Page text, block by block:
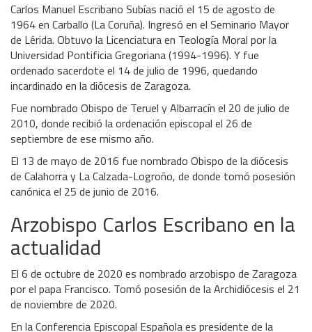
Carlos Manuel Escribano Subías nació el 15 de agosto de
1964 en Carballo (La Coruña). Ingresó en el Seminario Mayor
de Lérida. Obtuvo la Licenciatura en Teología Moral por la
Universidad Pontificia Gregoriana (1994-1996). Y fue
ordenado sacerdote el 14 de julio de 1996, quedando
incardinado en la diócesis de Zaragoza.
Fue nombrado Obispo de Teruel y Albarracín el 20 de julio de
2010, donde recibió la ordenación episcopal el 26 de
septiembre de ese mismo año.
El 13 de mayo de 2016 fue nombrado Obispo de la diócesis
de Calahorra y La Calzada-Logroño, de donde tomó posesión
canónica el 25 de junio de 2016.
Arzobispo Carlos Escribano en la
actualidad
El 6 de octubre de 2020 es nombrado arzobispo de Zaragoza
por el papa Francisco. Tomó posesión de la Archidiócesis el 21
de noviembre de 2020.
En la Conferencia Episcopal Española es presidente de la